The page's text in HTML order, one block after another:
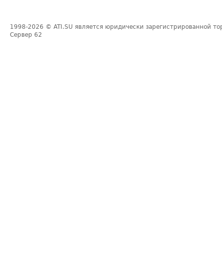
1998-2026 © ATI.SU является юридически зарегистрированной
Сервер 62